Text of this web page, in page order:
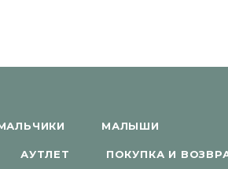
МАЛЫШИ
АУТЛЕТ ПОКУПКА И